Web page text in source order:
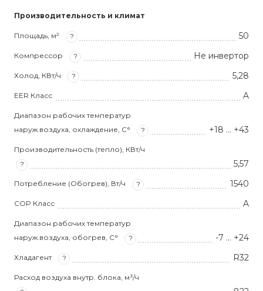
Производительность и климат
Площадь, м² ? 50
Компрессор ? Не инвертор
Холод, КВт/ч ? 5,28
EER Класс A
Диапазон рабочих температур
наруж.воздуха, охлаждение, С°
? +18 … +43
Производительность (тепло), КВт/ч
?
5,57
Потребление (Обогрев), Вт/ч ? 1540
COP Класс A
Диапазон рабочих температур
наруж.воздуха, обогрев, С°
? -7 … +24
Хладагент ? R32
Расход воздуха внутр. блока, м³/ч